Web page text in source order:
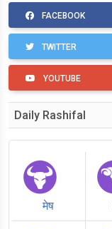
FACEBOOK
TWITTER
YOUTUBE
Daily Rashifal
मेष